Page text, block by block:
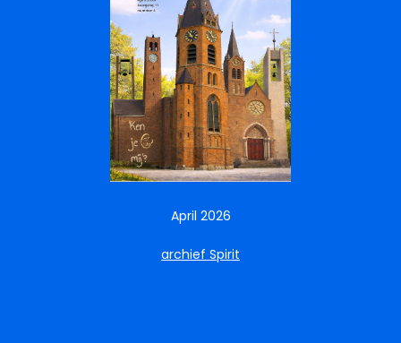
April 2026
archief Spirit